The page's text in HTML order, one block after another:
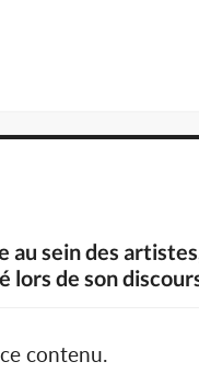
sein des
lors de son
contenu.